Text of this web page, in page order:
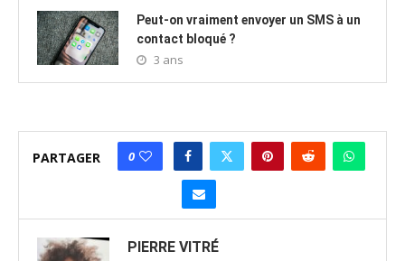
Peut-on vraiment envoyer un SMS à un
contact bloqué ?
3 ans
PARTAGER 0
PIERRE VITRÉ